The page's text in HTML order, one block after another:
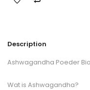
Description
Ashwagandha Poeder
Wat is Ashwagandha?